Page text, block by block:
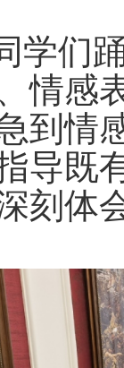
学们
情感
到情
导既
刻体